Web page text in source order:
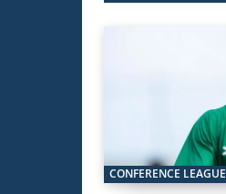
CONFERENCE LEAGUE